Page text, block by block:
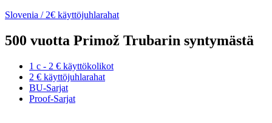
Slovenia / 2€ käyttöjuhlarahat
500 vuotta Primož Trubarin syntymästä
1 c - 2 € käyttökolikot
2 € käyttöjuhlarahat
BU-Sarjat
Proof-Sarjat